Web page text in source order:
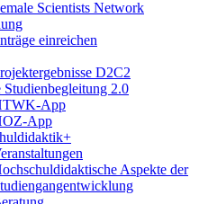
Scientists Network
einreichen
D2C2
2.0
App
App
Aspekte der